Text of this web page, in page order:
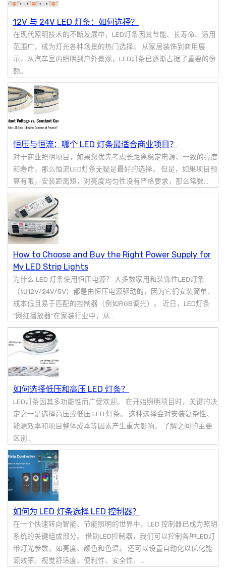
12V 与 24V LED 灯条：如何选择？
在现代照明技术的不断发展中，LED灯条因其节能、长寿命、适用
范围广，成为灯光各种场景的热门选择。 从家居装饰到商用展
示，从汽车室内照明到户外景观，LED灯条已逐渐占据了重要的份
额。
恒压与恒流：哪个 LED 灯条最适合商业项目？
对于商业照明项目，如果您优先考虑长距离稳定电源、一致的亮度
和寿命，那么恒流LED灯条无疑是最好的选择。 但是，如果项目预
算有限，安装距离短，对亮度均匀性没有严格要求，那么常数...
How to Choose and Buy the Right Power Supply for
My LED Strip Lights
为什么 LED 灯条使用恒压电源？ 大多数家用和装饰性LED灯条
（如12V/24V/5V）都是由恒压电源驱动的，因为它们安装简单、
成本低且易于匹配的控制器（例如RGB调光）。 近日，LED灯条
“网红播放器”在家装行业中，从...
如何选择低压和高压 LED 灯条？
LED灯条因其多功能性而广受欢迎。 在开始照明项目时，关键的决
定之一是选择高压或低压 LED 灯条。 这种选择会对安装复杂性、
能源效率和项目整体成本等因素产生重大影响。 了解之间的主要
区别...
如何为 LED 灯条选择 LED 控制器？
在一个快速转向智能、节能照明的世界中，LED 控制器已成为照明
系统的关键组成部分。 借助LED控制器，我们可以控制各种LED灯
带灯光参数，如亮度、颜色和色温。 还可以设置自动化以优化能
源效率、视觉舒适度、便利性、安全性、...